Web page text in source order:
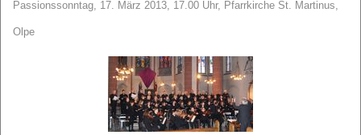
Passionssonntag, 17. März 2013, 17.00 Uhr, Pfarrkirche St. Martinus,
Olpe